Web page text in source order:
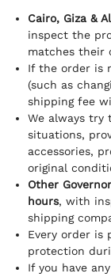
Cairo, Giza &
inspect the
matches their
If the order is
(such as
shipping fee
We always try
situations,
accessories,
original
Other
hours, with
shipping
Every order is
protection
If you have